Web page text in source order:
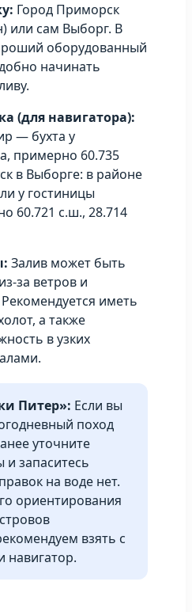
Город Приморск
или сам Выборг. В
оборудованный
начинать
(для навигатора):
— бухта у
примерно 60.735
в Выборге: в районе
у гостиницы
60.721 с.ш., 28.714
Залив может быть
за ветров и
иметь
а также
в узких
Питер»: Если вы
поход
уточните
и запаситесь
на воде нет.
ориентирования
взять с
навигатор.